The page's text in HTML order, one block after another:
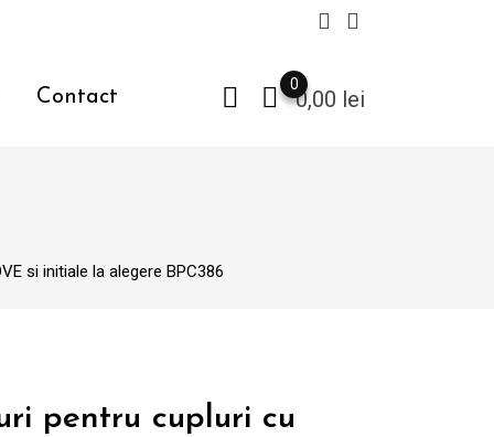
Contact 0,00 lei
0
si initiale la alegere BPC386
pentru cupluri cu